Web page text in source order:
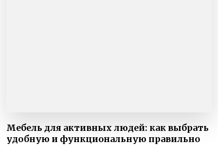
Мебель для активных людей: как выбрать
удобную и функциональную правильно